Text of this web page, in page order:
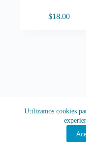
Utilizamos cookies
$18.00